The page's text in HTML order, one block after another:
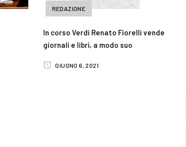
REDAZIONE
In corso Verdi Renato Fiorelli vende
giornali e libri, a modo suo
GIUGNO 6, 2021